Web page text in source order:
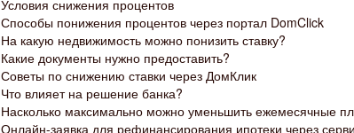
Условия снижения процентов
Способы понижения процентов через портал DomClick
На какую недвижимость можно понизить ставку?
Какие документы нужно предоставить?
Советы по снижению ставки через ДомКлик
Что влияет на решение банка?
Насколько максимально можно уменьшить ежемесячные
Онлайн-заявка для рефинансирования ипотеки через